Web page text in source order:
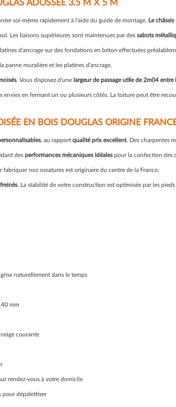
ADOSSÉE 3.5 M X 5 M
soi-même rapidement à l'aide du guide de montage. Le
Les liaisons supérieures sont maintenues par des sabots
d'ancrage sur des fondations en béton effectuées
muralière et les platines d'ancrage.
. Vous disposez d'une largeur de passage utile de 2m04 entre
envies en fermant un ou plusieurs côtés. La toiture peut être
EN BOIS DOUGLAS ORIGINE
, au rapport qualité prix excellent. Des charpentes
des performances mécaniques idéalespour la confection des
fabriquer nos ossatures est originaire du centre de la France.
. La stabilité de votre construction est optimisée par les
naturellement dans le temps
mm
courante
rendez-vous à votre domicile
pour dépalettiser